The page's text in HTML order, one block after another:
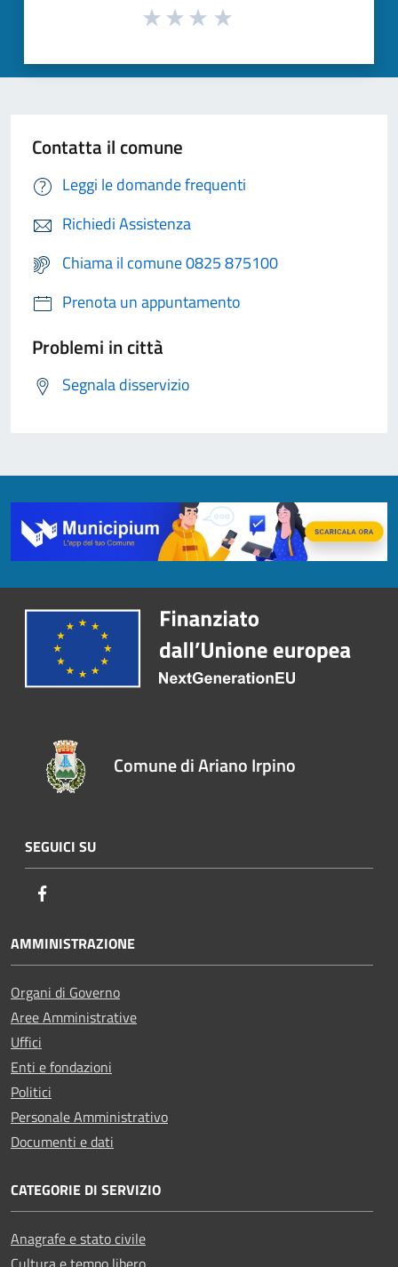
Contatta il comune
Leggi le domande frequenti
Richiedi Assistenza
Chiama il comune 0825 875100
Prenota un appuntamento
Problemi in città
Segnala disservizio
Comune di Ariano Irpino
SEGUICI SU
AMMINISTRAZIONE
Organi di Governo
Aree Amministrative
Uffici
Enti e fondazioni
Politici
Personale Amministrativo
Documenti e dati
CATEGORIE DI SERVIZIO
Anagrafe e stato civile